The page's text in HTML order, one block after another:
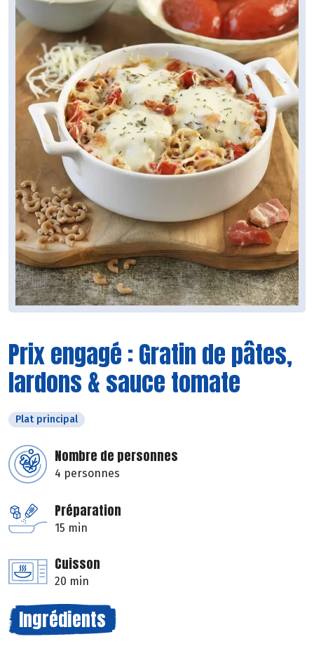
Prix engagé : Gratin de pâtes,
lardons & sauce tomate
Plat principal
Nombre de personnes
4 personnes
Préparation
15 min
Cuisson
20 min
Ingrédients